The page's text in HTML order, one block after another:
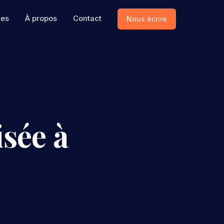
À propos Contact Nous écrire
à